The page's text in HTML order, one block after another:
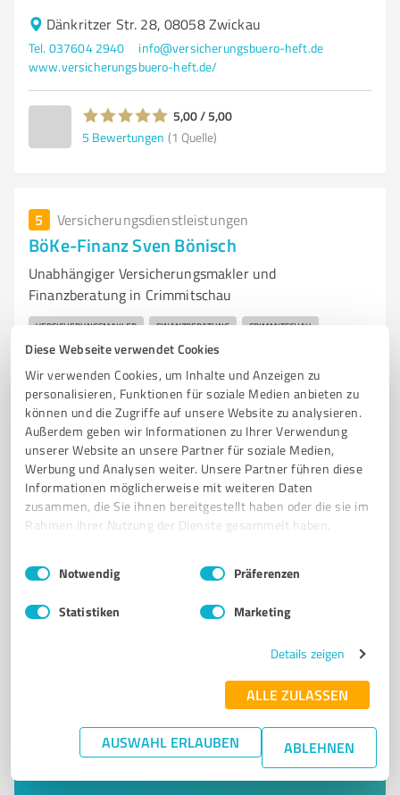
Diese Webseite verwendet Cookies
Wir verwenden Cookies, um Inhalte und Anzeigen zu
personalisieren, Funktionen für soziale Medien anbieten zu
können und die Zugriffe auf unsere Website zu analysieren.
Außerdem geben wir Informationen zu Ihrer Verwendung
unserer Website an unsere Partner für soziale Medien,
Werbung und Analysen weiter. Unsere Partner führen diese
Informationen möglicherweise mit weiteren Daten
zusammen, die Sie ihnen bereitgestellt haben oder die sie im
Rahmen Ihrer Nutzung der Dienste gesammelt haben.
Impressum Datenschutzbestimmungen
Einwilligungsauswahl
Notwendig Präferenzen
Statistiken Marketing
Details zeigen
ALLE ZULASSEN
AUSWAHL ERLAUBEN ABLEHNEN
Dänkritzer Str. 28, 08058 Zwickau
Tel. 037604 2940
info@versicherungsbuero-heft.de
www.versicherungsbuero-heft.de/
5,00 / 5,00
5 Bewertungen (1 Quelle)
5 Versicherungsdienstleistungen
BöKe-Finanz Sven Bönisch
Unabhängiger Versicherungsmakler und
Finanzberatung in Crimmitschau
VERSICHERUNGSMAKLER FINANZBERATUNG CRIMMITSCHAU
SACHVERSICHERUNGEN KFZ-VERSICHERUNGEN
HAFTPFLICHTVERSICHERUNGEN LEBENSVERSICHERUNGEN BAUSPAREN
SCHADENSERVICE
TRANSPARENTE DIENSTLEISTUNGEN
Mannichswalder Platz 6, 08451 Crimmitschau
Tel. 03762 489840
boekefinanz@aol.com
www.boekefinanz.de/
5,00 / 5,00
Bewertungen (1 Quelle)